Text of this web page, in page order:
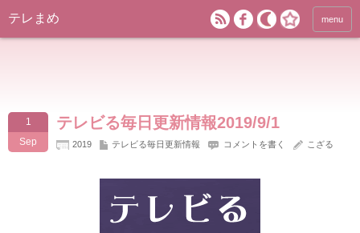
テレまめ menu
1
Sep
テレビる毎日更新情報2019/9/1
2019 テレビる毎日更新情報 コメントを書く こざる